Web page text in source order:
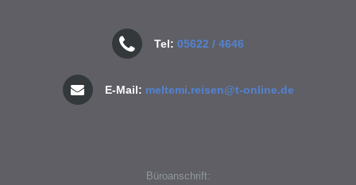
Tel: 05622 / 4646
E-Mail: meltemi.reisen@t-online.de
Büroanschrift: